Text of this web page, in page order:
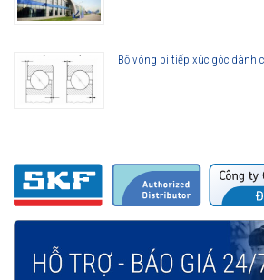
Bộ vòng bi tiếp xúc góc dành